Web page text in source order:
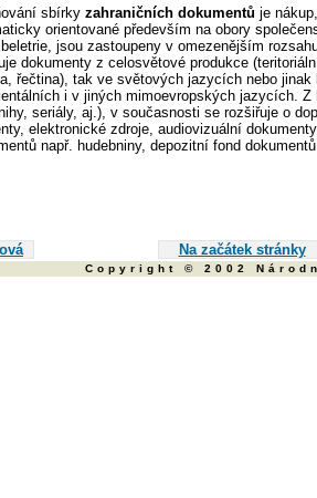
sbírky zahraničních dokumentů je
orientované především na obory
jsou zastoupeny v omezenějším
dokumenty z celosvětové produkce
řečtina), tak ve světových jazycích nebo
i v jiných mimoevropských jazycích.
seriály, aj.), v současnosti se rozšiřuje o
elektronické zdroje, audiovizuální
např. hudebniny, depozitní fond
Na začátek stránky
Copyright © 2002